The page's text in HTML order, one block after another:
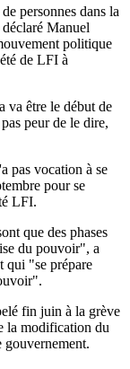
personnes dans la
Manuel
politique
de LFI à
va être le début de
peur de le dire,
pas vocation à se
pour se
LFI.
que des phases
du pouvoir", a
qui "se prépare
fin juin à la grève
la modification du
gouvernement.